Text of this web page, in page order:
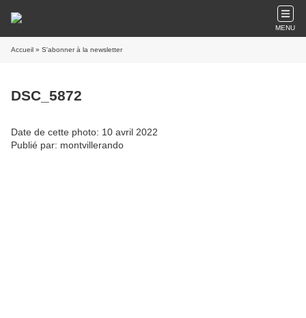
MENU
Accueil » S'abonner à la newsletter
DSC_5872
Date de cette photo: 10 avril 2022
Publié par: montvillerando